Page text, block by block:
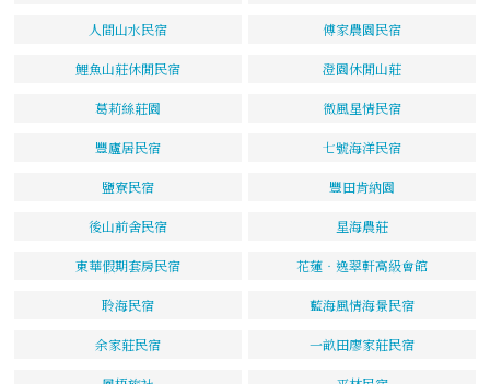
人間山水民宿 傅家農園民宿
鯉魚山莊休閒民宿 澄園休閒山莊
葛莉絲莊園 微風星情民宿
豐廬居民宿 七號海洋民宿
鹽寮民宿 豐田肯納園
後山前舍民宿 星海農莊
東華假期套房民宿 花蓮‧逸翠軒高級會館
聆海民宿 藍海風情海景民宿
余家莊民宿 一畝田廖家莊民宿